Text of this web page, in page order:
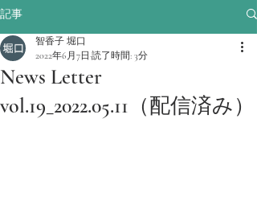
記事
News Letter
vol.19_2022.05.11（配信済み）
智香子 堀口
2022年6月7日 読了時間: 3分